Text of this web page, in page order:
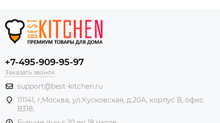
+7-495-909-95-97
Заказать звонок
support@best-kitchen.ru
111141, г,Москва, ул.Кусковская, д.20А, корпус В, офис
В318.